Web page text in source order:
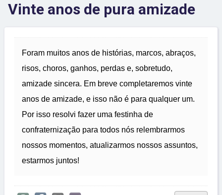
Vinte anos de pura amizade
Foram muitos anos de histórias, marcos, abraços,
risos, choros, ganhos, perdas e, sobretudo,
amizade sincera. Em breve completaremos vinte
anos de amizade, e isso não é para qualquer um.
Por isso resolvi fazer uma festinha de
confraternização para todos nós relembrarmos
nossos momentos, atualizarmos nossos assuntos,
estarmos juntos!